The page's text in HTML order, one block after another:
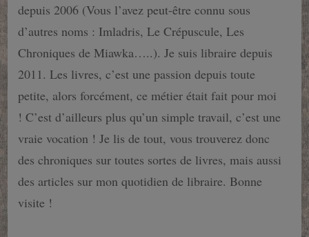
depuis 2006 (Vous l’avez peut-être connu sous
d’autres noms : Imladris, Le Crépuscule, Les
Chroniques de Miawka…..). Je suis libraire depuis
2011. Les livres, c’est une passion depuis toute
petite, alors forcément, ce métier était fait pour moi
! C’est d’ailleurs plus qu’un simple travail, c’est une
vraie vocation ! Je lis de tout, vous trouverez donc
des chroniques sur toutes sortes de livres, mais aussi
des articles sur mon quotidien de libraire. Bonne
visite !